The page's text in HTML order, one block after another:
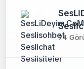
74